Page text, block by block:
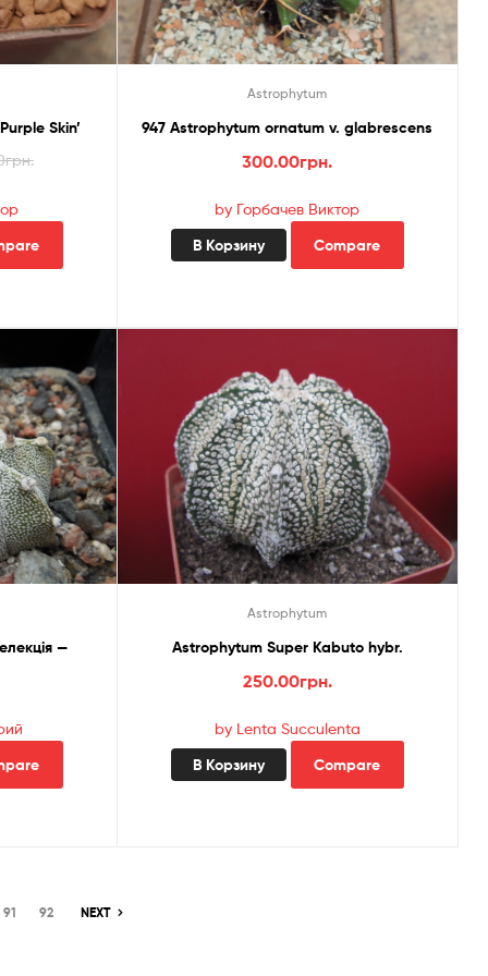
Skin’
грн.
Astrophytum
947 Astrophytum ornatum v. glabrescens
300.00грн.
by Горбачев Виктор
В Корзину Compare
—
Astrophytum
Astrophytum Super Kabuto hybr.
250.00грн.
by Lenta Succulenta
В Корзину Compare
91 92 NEXT